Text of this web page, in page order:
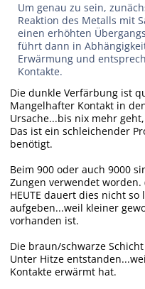
Um genau zu sein,
Reaktion des Metalls mit
einen erhöhten
führt dann in
Erwärmung und
Kontakte.
Die dunkle Verfärbung ist
Mangelhafter Kontakt in
Ursache...bis nix mehr
Das ist ein schleichender
benötigt.
Beim 900 oder auch 9000
Zungen verwendet worden.
HEUTE dauert dies nicht
aufgeben...weil kleiner
vorhanden ist.
Die braun/schwarze
Unter Hitze
Kontakte erwärmt hat.